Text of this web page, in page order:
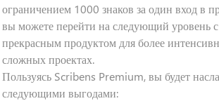
ограничением 1000 знаков за один вход в
вы можете перейти на следующий уровень с
прекрасным продуктом для более
сложных проектах.
Пользуясь Scribens Premium, вы будет
следующими выгодами: